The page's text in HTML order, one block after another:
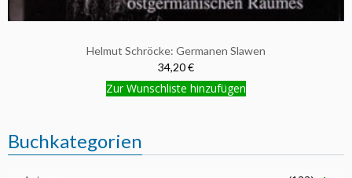
Helmut Schröcke: Germanen Slawen
34,20 €
Zur Wunschliste hinzufügen
Buchkategorien